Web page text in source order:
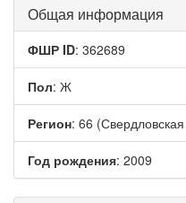
Общая информация
ФШР ID: 362689
Пол: Ж
Регион: 66 (Свердловская
Год рождения: 2009